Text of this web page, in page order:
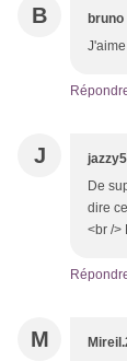
B bruno
J
De
dire
<br />
M